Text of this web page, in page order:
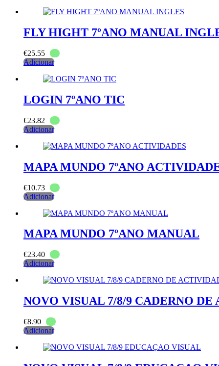
FLY HIGHT 7ºANO MANUAL
€25.55
Adicionar
LOGIN 7ºANO TIC
€23.82
Adicionar
MAPA MUNDO 7ºANO
€10.73
Adicionar
MAPA MUNDO 7ºANO MANUAL
€23.40
Adicionar
NOVO VISUAL 7/8/9 CADERNO
€8.90
Adicionar